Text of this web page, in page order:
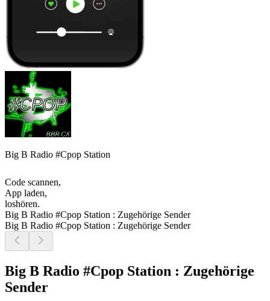
Big B Radio #Cpop Station
Code scannen,
App laden,
loshören.
Big B Radio #Cpop Station : Zugehörige Sender
Big B Radio #Cpop Station : Zugehörige Sender
Big B Radio #Cpop Station : Zugehörige
Sender